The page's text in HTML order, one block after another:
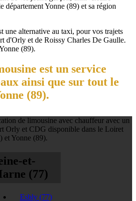
département Yonne (89) et sa région
une alternative au taxi, pour vos trajets
d'Orly et de Roissy Charles De Gaulle.
(89).
est un service
ainsi que sur tout le
(89).
de limousine avec chauffeur avec un
Orly et CDG disponible dans le Loiret
et Yonne (89).
et-
(77)
Esbly (77)